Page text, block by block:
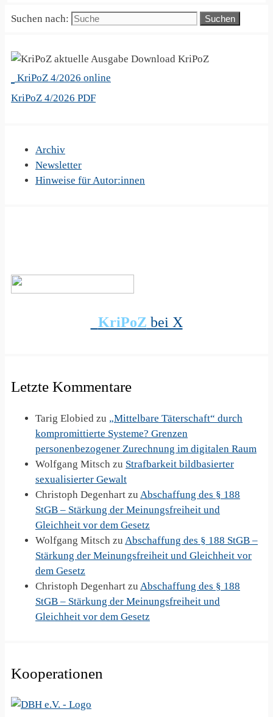
Suchen nach:
KriPoZ
KriPoZ 4/2026 online
KriPoZ 4/2026 PDF
Archiv
Newsletter
Hinweise für Autor:innen
KriPoZ bei X
Letzte Kommentare
Tarig Elobied zu „Mittelbare Täterschaft“ durch
kompromittierte Systeme? Grenzen
personenbezogener Zurechnung im digitalen Raum
Wolfgang Mitsch zu Strafbarkeit bildbasierter
sexualisierter Gewalt
Christoph Degenhart zu Abschaffung des § 188
StGB – Stärkung der Meinungsfreiheit und
Gleichheit vor dem Gesetz
Wolfgang Mitsch zu Abschaffung des § 188 StGB –
Stärkung der Meinungsfreiheit und Gleichheit vor
dem Gesetz
Christoph Degenhart zu Abschaffung des § 188
StGB – Stärkung der Meinungsfreiheit und
Gleichheit vor dem Gesetz
Kooperationen